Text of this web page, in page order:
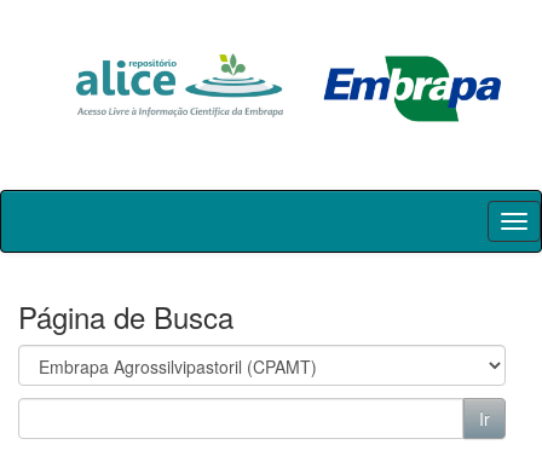
Skip
Página de Busca